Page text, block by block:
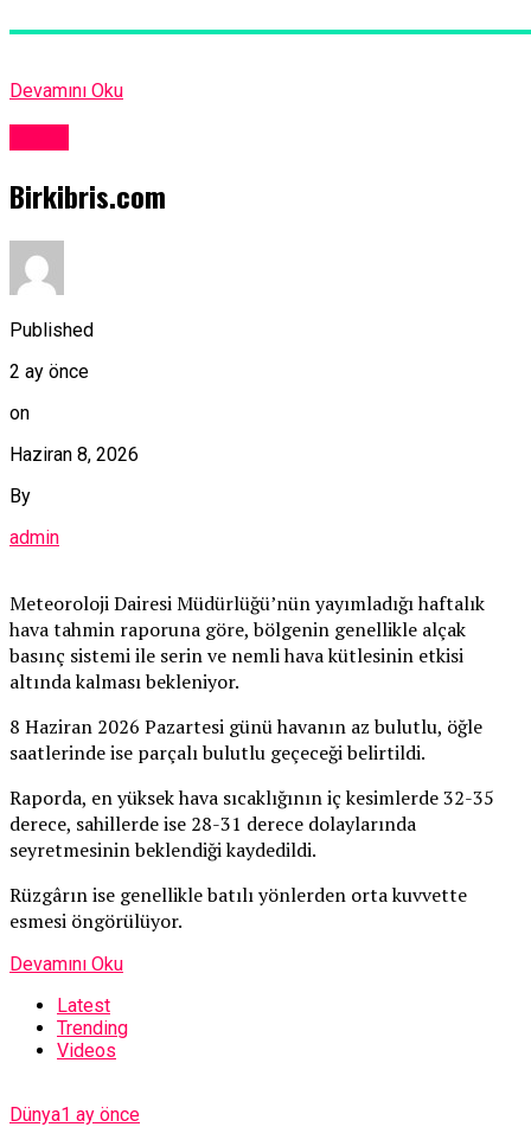
Devamını Oku
Birkibris.com
Published
2 ay önce
on
Haziran 8, 2026
By
admin
Meteoroloji Dairesi Müdürlüğü’nün yayımladığı haftalık
hava tahmin raporuna göre, bölgenin genellikle alçak
basınç sistemi ile serin ve nemli hava kütlesinin etkisi
altında kalması bekleniyor.
8 Haziran 2026 Pazartesi günü havanın az bulutlu, öğle
saatlerinde ise parçalı bulutlu geçeceği belirtildi.
Raporda, en yüksek hava sıcaklığının iç kesimlerde 32-35
derece, sahillerde ise 28-31 derece dolaylarında
seyretmesinin beklendiği kaydedildi.
Rüzgârın ise genellikle batılı yönlerden orta kuvvette
esmesi öngörülüyor.
Devamını Oku
Latest
Trending
Videos
Dünya1 ay önce